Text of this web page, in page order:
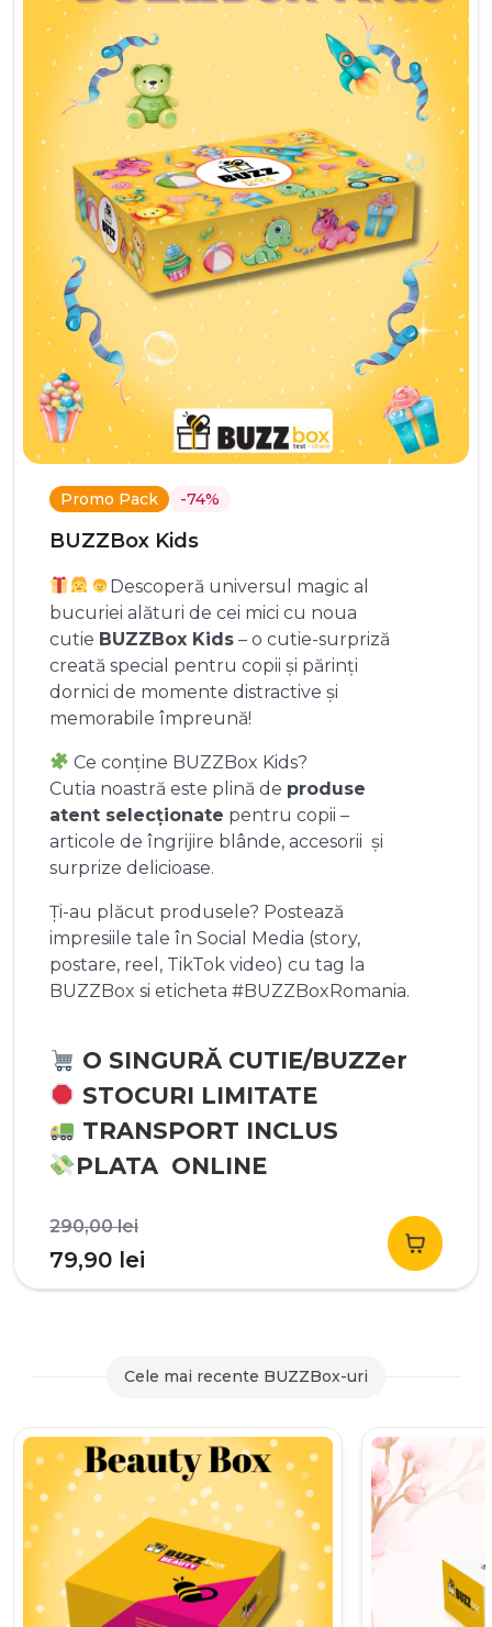
Promo Pack -74%
BUZZBox Kids
Descoperă universul magic al
bucuriei alături de cei mici cu noua
cutie BUZZBox Kids – o cutie-surpriză
creată special pentru copii și părinți
dornici de momente distractive și
memorabile împreună!
Ce conține BUZZBox Kids?
Cutia noastră este plină de produse
atent selecționate pentru copii –
articole de îngrijire blânde, accesorii și
surprize delicioase.
Ți-au plăcut produsele? Postează
impresiile tale în Social Media (story,
postare, reel, TikTok video) cu tag la
BUZZBox si eticheta #BUZZBoxRomania.
O SINGURĂ CUTIE/BUZZer
STOCURI LIMITATE
TRANSPORT INCLUS
PLATA ONLINE
290,00leiPrețul
inițial
a
290,00 lei.
79,90 lei
curent
79,90 lei.
Cele mai recente BUZZBox-uri